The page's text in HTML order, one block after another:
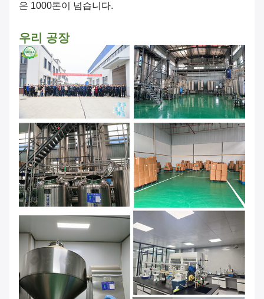
은 1000톤이 넘습니다.
우리 공장